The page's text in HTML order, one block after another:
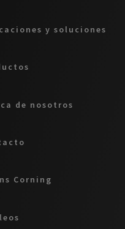
y soluciones
de nosotros
Corning